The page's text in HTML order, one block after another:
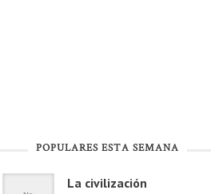
POPULARES ESTA SEMANA
La civilización